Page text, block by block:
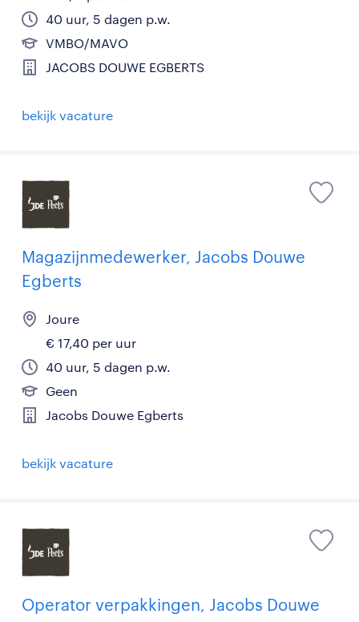
40 uur, 5 dagen p.w.
VMBO/MAVO
JACOBS DOUWE EGBERTS
bekijk vacature
Magazijnmedewerker, Jacobs Douwe
Egberts
Joure
€ 17,40 per uur
40 uur, 5 dagen p.w.
Geen
Jacobs Douwe Egberts
bekijk vacature
Operator verpakkingen, Jacobs Douwe